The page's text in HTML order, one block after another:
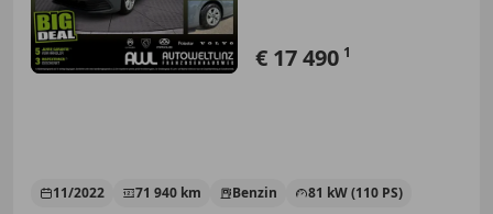
€ 17 490 1
11/2022 71 940 km Benzin
81 kW (110 PS)